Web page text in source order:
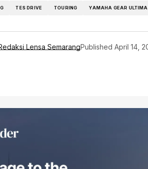
TES DRIVE TOURING YAMAHA GEAR ULTIMA
Lensa SemarangPublished April 14,